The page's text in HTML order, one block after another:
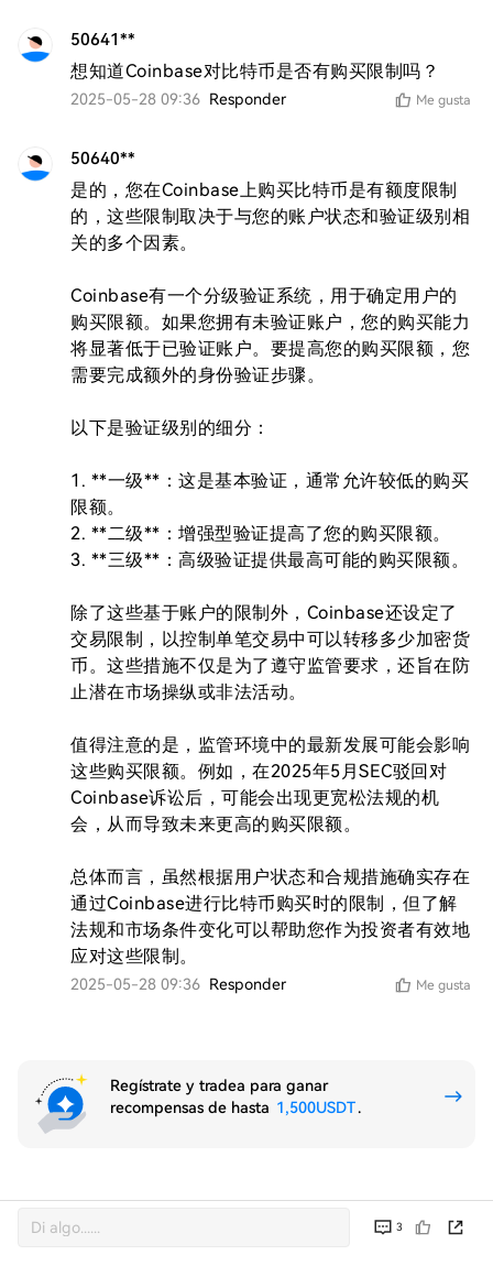
50641**
想知道Coinbase对比特币是否有购买限制吗？
2025-05-28 09:36 Responder Me gusta
50640**
是的，您在Coinbase上购买比特币是有额度限制
的，这些限制取决于与您的账户状态和验证级别相
关的多个因素。
Coinbase有一个分级验证系统，用于确定用户的
购买限额。如果您拥有未验证账户，您的购买能力
将显著低于已验证账户。要提高您的购买限额，您
需要完成额外的身份验证步骤。
以下是验证级别的细分：
1. **一级**：这是基本验证，通常允许较低的购买
限额。
2. **二级**：增强型验证提高了您的购买限额。
3. **三级**：高级验证提供最高可能的购买限额。
除了这些基于账户的限制外，Coinbase还设定了
交易限制，以控制单笔交易中可以转移多少加密货
币。这些措施不仅是为了遵守监管要求，还旨在防
止潜在市场操纵或非法活动。
值得注意的是，监管环境中的最新发展可能会影响
这些购买限额。例如，在2025年5月SEC驳回对
Coinbase诉讼后，可能会出现更宽松法规的机
会，从而导致未来更高的购买限额。
总体而言，虽然根据用户状态和合规措施确实存在
通过Coinbase进行比特币购买时的限制，但了解
法规和市场条件变化可以帮助您作为投资者有效地
应对这些限制。
2025-05-28 09:36 Responder Me gusta
3
Regístrate y tradea para ganar
recompensas de hasta 1,500USDT.